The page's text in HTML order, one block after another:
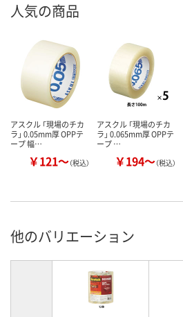
人気の商品
アスクル 「現場のチカ
ラ」 0.05mm厚 OPPテ
ープ 幅…
￥121～（税込）
アスクル 「現場のチカ
ラ」 0.065mm厚 OPPテ
ープ …
￥194～（税込）
他のバリエーション